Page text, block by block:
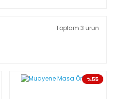
Toplam 3 ürün
%55